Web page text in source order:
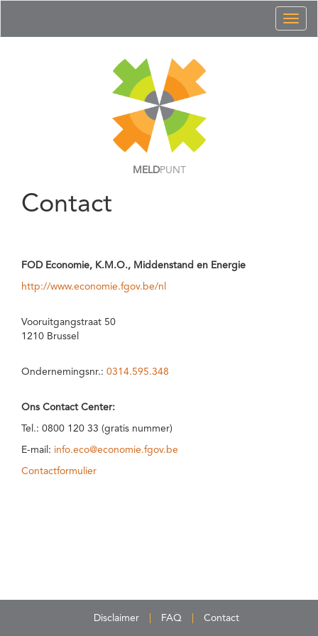
MELDPUNT
Contact
FOD Economie, K.M.O., Middenstand en Energie
http://www.economie.fgov.be/nl
Vooruitgangstraat 50
1210 Brussel
Ondernemingsnr.: 0314.595.348
Ons Contact Center:
Tel.: 0800 120 33 (gratis nummer)
E-mail: info.eco@economie.fgov.be
Contactformulier
Disclaimer FAQ Contact